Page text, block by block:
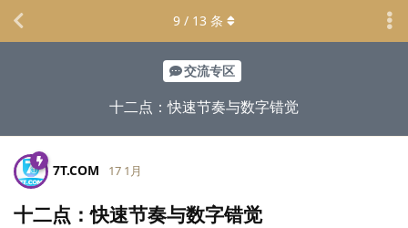
交流专区
十二点：快速节奏与数字错觉
9 / 13 条
7T.​COM 17 1月
十二点：快速节奏与数字错觉